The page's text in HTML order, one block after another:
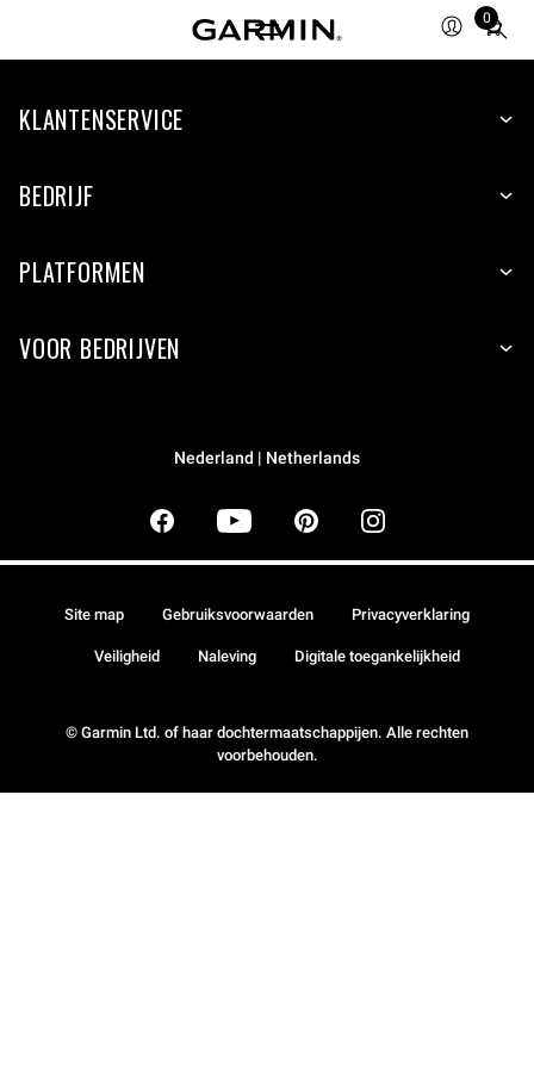
0
Total
items
cart:
KLANTENSERVICE
BEDRIJF
PLATFORMEN
VOOR BEDRIJVEN
Nederland | Netherlands
© Garmin Ltd. of haar dochtermaatschappijen. Alle rechten
voorbehouden.
Site map Gebruiksvoorwaarden Privacyverklaring
Veiligheid Naleving Digitale toegankelijkheid